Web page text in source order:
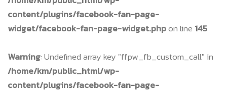
content/plugins/facebook-fan-page-
widget/facebook-fan-page-widget.phpon line 145
Warning: Undefined array key "ffpw_fb_custom_call" in
/home/km/public_html/wp-
content/plugins/facebook-fan-page-